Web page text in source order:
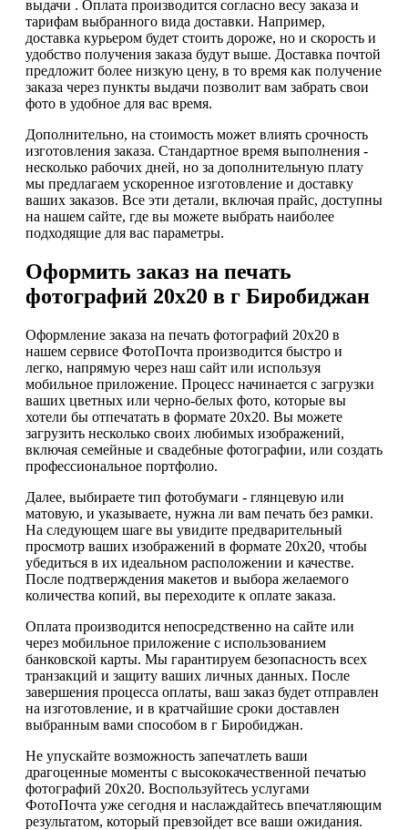
выдачи . Оплата производится согласно весу заказа и
тарифам выбранного вида доставки. Например,
доставка курьером будет стоить дороже, но и скорость и
удобство получения заказа будут выше. Доставка почтой
предложит более низкую цену, в то время как получение
заказа через пункты выдачи позволит вам забрать свои
фото в удобное для вас время.
Дополнительно, на стоимость может влиять срочность
изготовления заказа. Стандартное время выполнения -
несколько рабочих дней, но за дополнительную плату
мы предлагаем ускоренное изготовление и доставку
ваших заказов. Все эти детали, включая прайс, доступны
на нашем сайте, где вы можете выбрать наиболее
подходящие для вас параметры.
Оформить заказ на печать
фотографий 20х20 в г Биробиджан
Оформление заказа на печать фотографий 20х20 в
нашем сервисе ФотоПочта производится быстро и
легко, напрямую через наш сайт или используя
мобильное приложение. Процесс начинается с загрузки
ваших цветных или черно-белых фото, которые вы
хотели бы отпечатать в формате 20х20. Вы можете
загрузить несколько своих любимых изображений,
включая семейные и свадебные фотографии, или создать
профессиональное портфолио.
Далее, выбираете тип фотобумаги - глянцевую или
матовую, и указываете, нужна ли вам печать без рамки.
На следующем шаге вы увидите предварительный
просмотр ваших изображений в формате 20х20, чтобы
убедиться в их идеальном расположении и качестве.
После подтверждения макетов и выбора желаемого
количества копий, вы переходите к оплате заказа.
Оплата производится непосредственно на сайте или
через мобильное приложение с использованием
банковской карты. Мы гарантируем безопасность всех
транзакций и защиту ваших личных данных. После
завершения процесса оплаты, ваш заказ будет отправлен
на изготовление, и в кратчайшие сроки доставлен
выбранным вами способом в г Биробиджан.
Не упускайте возможность запечатлеть ваши
драгоценные моменты с высококачественной печатью
фотографий 20х20. Воспользуйтесь услугами
ФотоПочта уже сегодня и наслаждайтесь впечатляющим
результатом, который превзойдет все ваши ожидания.